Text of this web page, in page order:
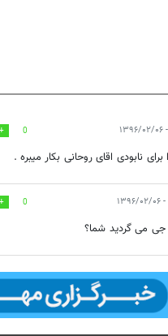
0
نابودی اقای روحانی بکار میبره .
0
جی می گردید شما؟